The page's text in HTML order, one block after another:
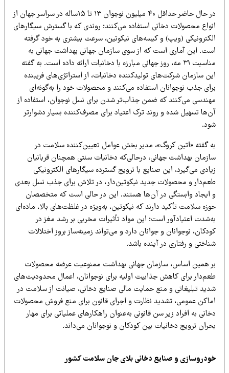
در حال حاضر حداقل ۴۰ میلیون نوجوان ۱۳ تا ۱۵ساله در سراسر جهان از
محصولات دخانی استفاده می‌کنند؛ روندی که با گسترش سیگارهای
(ویپ) و کیسه‌های نیکوتین، سرعت بیشتری به خود گرفته
این آماری است که از سوی سازمان جهانی بهداشت جهانی به
مناسبت ۳۱ مه، روز جهانی مبارزه با دخانیات ارائه داده است. به گفته
سازمان شرکت‌های تولیدکننده دخانیات، از استراتژی‌های فریبنده
جذب نوجوانان استفاده می‌کنند و محصولات خود را به‌گونه‌ای
می‌کنند که ضمن جذاب‌تر شدن برای نسل نوجوان، استفاده از
تسهیل شده و روند ترک اعتیاد برای مصرف‌کننده بسیار دشوارتر
گفته «اتین کروگ»، مدیر بخش عوامل تعیین‌کننده سلامت در
بهداشت جهانی، درحالی‌که دخانیات سنتی همچنان قربانیان
می‌گیرد، این صنایع با ترویج گسترده سیگارهای الکترونیکی
و محصولات جدید نیکوتین‌دار، در تلاش برای جذب نسل بعدی
ایجاد وابستگی در آن‌ها هستند. این در حالی است که متخصصان
سلامت تأکید دارند که نیکوتین، به‌ویژه در غلظت‌های بالا، ماده‌ای
اعتیادآور است؛ این مواد تأثیرات مخربی بر رشد مغز در
نوجوانان و جوانان دارد و می‌تواند زمینه‌ساز بروز اختلالات
و رفتاری در آینده باشد.
همین اساس، سازمان جهانی بهداشت ممنوعیت عرضه محصولات
برای کاهش جذابیت اولیه برای نوجوانان، اعمال محدودیت‌های
تبلیغاتی و منع حمایت مالی صنایع دخانی، صیانت از سلامت در
عمومی، تشدید نظارت و اجرای قانون برای منع فروش محصولات
به افراد زیر سن قانونی به‌عنوان راهکارهای عملیاتی برای مهار
ترویج دخانیات بین کودکان و نوجوانان می‌داند.
و صنایع دخانی بلای جان سلامت کشور